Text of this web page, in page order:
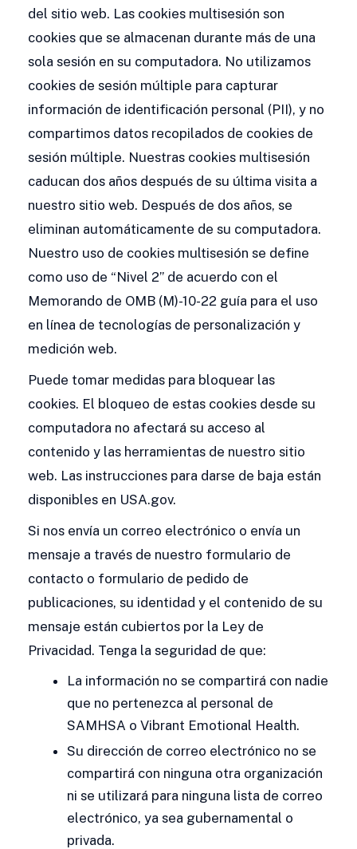
del sitio web. Las cookies multisesión son
cookies que se almacenan durante más de una
sola sesión en su computadora. No utilizamos
cookies de sesión múltiple para capturar
información de identificación personal (PII), y no
compartimos datos recopilados de cookies de
sesión múltiple. Nuestras cookies multisesión
caducan dos años después de su última visita a
nuestro sitio web. Después de dos años, se
eliminan automáticamente de su computadora.
Nuestro uso de cookies multisesión se define
como uso de “Nivel 2” de acuerdo con el
Memorando de OMB (M)-10-22 guía para el uso
en línea de tecnologías de personalización y
medición web.
Puede tomar medidas para bloquear las
cookies. El bloqueo de estas cookies desde su
computadora no afectará su acceso al
contenido y las herramientas de nuestro sitio
web. Las instrucciones para darse de baja están
disponibles en USA.gov.
Si nos envía un correo electrónico o envía un
mensaje a través de nuestro formulario de
contacto o formulario de pedido de
publicaciones, su identidad y el contenido de su
mensaje están cubiertos por la Ley de
Privacidad. Tenga la seguridad de que:
La información no se compartirá con nadie
que no pertenezca al personal de
SAMHSA o Vibrant Emotional Health.
Su dirección de correo electrónico no se
compartirá con ninguna otra organización
ni se utilizará para ninguna lista de correo
electrónico, ya sea gubernamental o
privada.